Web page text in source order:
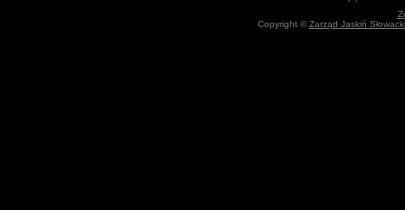
Copyright ©Zarząd Jaskiń